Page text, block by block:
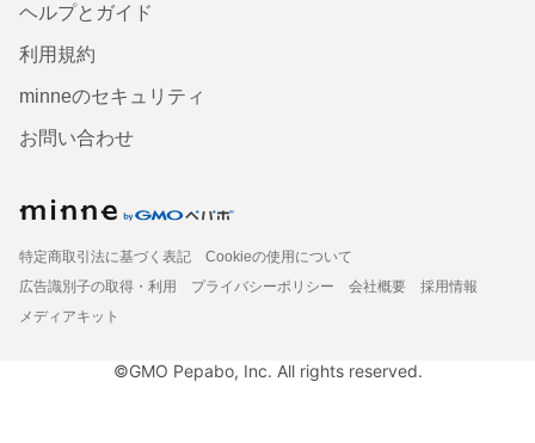
ヘルプとガイド
利用規約
minneのセキュリティ
お問い合わせ
特定商取引法に基づく表記
Cookieの使用について
広告識別子の取得・利用
プライバシーポリシー 会社概要
採用情報
メディアキット
©GMO Pepabo, Inc. All rights reserved.